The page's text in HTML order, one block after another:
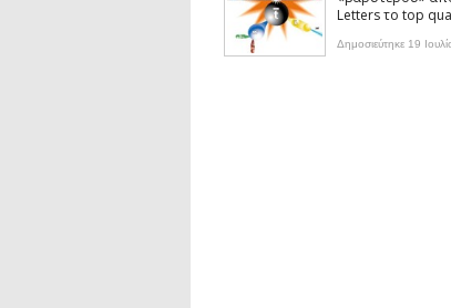
Συνέντευξη: Συζητώντας με
podcast: Τι είναι τα
podcast: Αναζητώντας τα
Letters το top
Δημοσιεύτηκε 19